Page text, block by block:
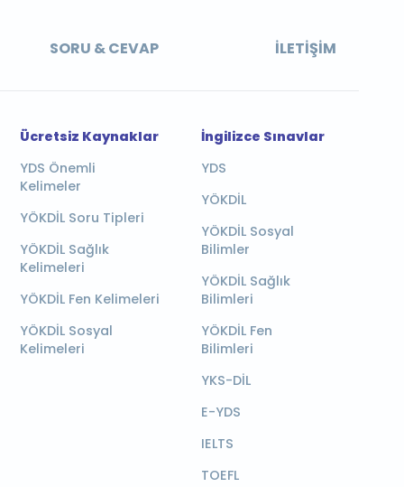
SORU & CEVAP İLETIŞIM
Ücretsiz Kaynaklar
YDS Önemli
Kelimeler
YÖKDİL Soru Tipleri
YÖKDİL Sağlık
Kelimeleri
YÖKDİL Fen Kelimeleri
YÖKDİL Sosyal
Kelimeleri
İngilizce Sınavlar
YDS
YÖKDİL
YÖKDİL Sosyal
Bilimler
YÖKDİL Sağlık
Bilimleri
YÖKDİL Fen
Bilimleri
YKS-DİL
E-YDS
IELTS
TOEFL